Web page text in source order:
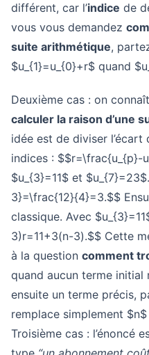
différent, car l’indice de
vous vous demandez
suite arithmétique,
$u_{1}=u_{0}+r$ quand
Deuxième cas : on
calculer la raison d’une
idée est de diviser l’écart
indices : $$r=\frac{u_{p}-
$u_{3}=11$ et
3}=\frac{12}{4}=3.$$
classique. Avec
3)r=11+3(n-3).$$ Cette
à la question comment
quand aucun terme initial
ensuite un terme précis,
remplace simplement
Troisième cas : l’énoncé